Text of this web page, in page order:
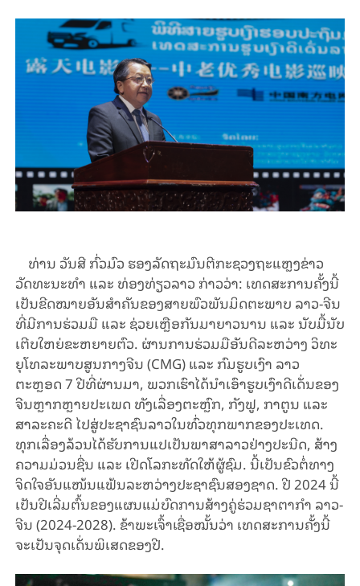
ທ່ານ ວັນສີກົ່ວມົວ ຮອງລັດຖະມົນຕີກະຊວງຖະແຫຼງຂ່າວ
ວັດທະນະທຳ ແລະ ທ່ອງທ່ຽວລາວ ກ່າວວ່າ: ເທດສະການຄັ້ງນີ້
ເປັນຂີດໝາຍອັນສໍາຄັນຂອງສາຍພົວພັນມິດຕະພາບ ລາວ-ຈີນ ​
ທີ່​ມີການຮ່ວມມື ແລະ ຊ່ວຍເຫຼືອກັນມາຍາວນານ ແລະ ນັບມື້ນັບ
ເຕີບໃຫຍ່ຂະຫຍາຍຕົວ. ຜ່ານການຮ່ວມມືອັນດີລະຫວ່າງ ວິ​ທະ​
ຍຸ​ໂທ​ລະ​ພາບ​ສູນ​ກາງ​ຈີນ (CMG)ແລະ ກົມຮູບເງົາ ລາວ
ຕະຫຼອດ7ປີທີ່ຜ່ານມາ, ພວກເຮົາໄດ້ນໍາເອົາຮູບເງົາດີເດັ່ນຂອງ
ຈີນຫຼາກຫຼາຍປະເພດ ທັງເລື່ອງຕະຫຼົກ, ກັງຟູ, ກາຕູນ ແລະ
ສາລະຄະດີ ໄປສູ່ປະຊາຊົນລາວໃນທົ່ວທຸກພາກຂອງປະເທດ.
ທຸກເລື່ອງລ້ວນໄດ້ຮັບການແປເປັນພາສາລາວຢ່າງປະນີດ, ສ້າງ
ຄວາມມ່ວນຊື່ນ ແລະ ເປີດໂລກະທັດໃຫ້ຜູ້ຊົມ. ນີ້ເປັນຂົວຕໍ່ທາງ
ຈິດໃຈອັນແໜ້ນແຟ້ນລະຫວ່າງປະຊາຊົນສອງຊາດ. ປີ2024ນີ້
ເປັນປີເລີ່ມຕົ້ນຂອງແຜນແມ່ບົດການສ້າງຄູ່ຮ່ວມຊາຕາກໍາ ລາວ-
ຈີນ (2024-2028). ຂ້າພະເຈົ້າເຊື່ອໝັ້ນວ່າ ເທດສະການຄັ້ງນີ້
ຈະເປັນຈຸດເດັ່ນພິເສດຂອງປີ.